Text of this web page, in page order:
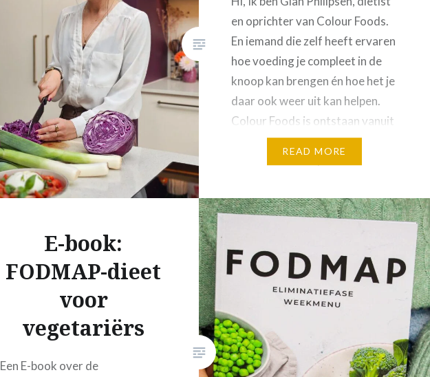
en oprichter van Colour Foods.
En iemand die zelf heeft ervaren
hoe voeding je compleet in de
knoop kan brengen én hoe het je
daar ook weer uit kan helpen.
Colour Foods is ontstaan vanuit
mijn eigen zoektocht. Jarenlang
READ MORE
E-book:
FODMAP-dieet
voor
vegetariërs
Een E-book over de